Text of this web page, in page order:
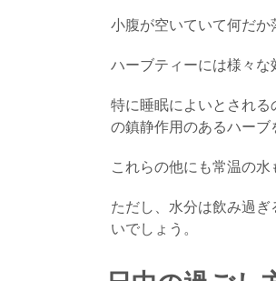
小腹が空いていて何だか
ハーブティーには様々な
特に睡眠によいとされ
の鎮静作用のあるハーブ
これらの他にも常温の水
ただし、水分は飲み過
いでしょう。